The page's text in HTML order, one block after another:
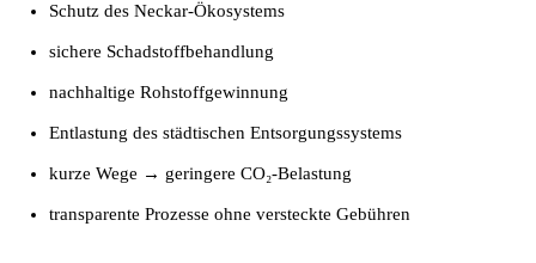
Schutz des Neckar-Ökosystems
sichere Schadstoffbehandlung
nachhaltige Rohstoffgewinnung
Entlastung des städtischen Entsorgungssystems
kurze Wege → geringere CO₂-Belastung
transparente Prozesse ohne versteckte Gebühren